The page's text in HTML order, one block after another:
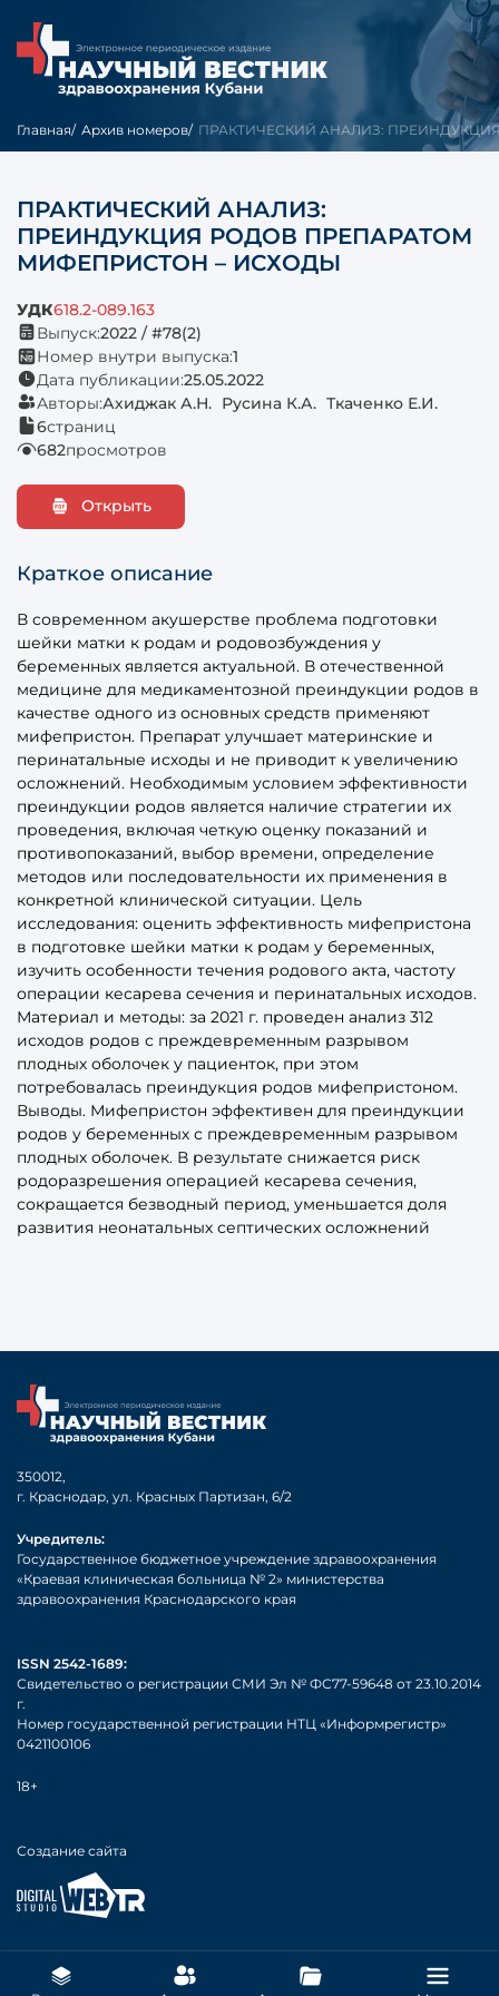
Главная Архив номеров ПРАКТИЧЕСКИЙ АНАЛИЗ:
ПРАКТИЧЕСКИЙ АНАЛИЗ:
ПРЕИНДУКЦИЯ РОДОВ ПРЕПАРАТОМ
МИФЕПРИСТОН – ИСХОДЫ
УДК618.2-089.163
Выпуск:2022 / #78(2)
Номер внутри выпуска:1
Дата публикации:25.05.2022
Авторы:Ахиджак А.Н. Русина К.А. Ткаченко Е.И.
6страниц
682просмотров
Открыть
Краткое описание
В современном акушерстве проблема подготовки
шейки матки к родам и родовозбуждения у
беременных является актуальной. В отечественной
медицине для медикаментозной преиндукции родов в
качестве одного из основных средств применяют
мифепристон. Препарат улучшает материнские и
перинатальные исходы и не приводит к увеличению
осложнений. Необходимым условием эффективности
преиндукции родов является наличие стратегии их
проведения, включая четкую оценку показаний и
противопоказаний, выбор времени, определение
методов или последовательности их применения в
конкретной клинической ситуации. Цель
исследования: оценить эффективность мифепристона
в подготовке шейки матки к родам у беременных,
изучить особенности течения родового акта, частоту
операции кесарева сечения и перинатальных исходов.
Материал и методы: за 2021 г. проведен анализ 312
исходов родов с преждевременным разрывом
плодных оболочек у пациенток, при этом
потребовалась преиндукция родов мифепристоном.
Выводы. Мифепристон эффективен для преиндукции
родов у беременных с преждевременным разрывом
плодных оболочек. В результате снижается риск
родоразрешения операцией кесарева сечения,
сокращается безводный период, уменьшается доля
развития неонатальных септических осложнений
350012,
г. Краснодар, ул. Красных Партизан, 6/2
Учредитель:
Государственное бюджетное учреждение здравоохранения
«Краевая клиническая больница № 2» министерства
здравоохранения Краснодарского края
ISSN 2542-1689:
Свидетельство о регистрации СМИ Эл № ФС77-59648 от 23.10.2014
г.
Номер государственной регистрации НТЦ «Информрегистр»
0421100106
18+
Создание сайта